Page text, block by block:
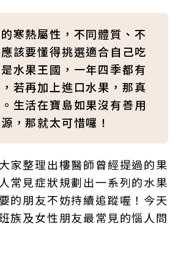
寒熱屬性，不同體質、不
該要懂得挑選適合自己吃
水果王國，一年四季都有
若再加上進口水果，那真
生活在寶島如果沒有善用
，那就太可惜囉！
家整理出樓醫師曾經提過的果
常見症狀規劃出一系列的水果
的朋友不妨持續追蹤喔！今天
族及女性朋友最常見的惱人問